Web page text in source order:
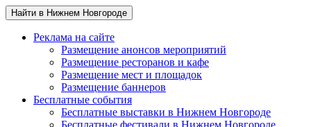
Найти в Нижнем Новгороде
Реклама на сайте
Размещение анонсов мероприятий
Размещение ресторанов и кафе
Размещение мест и площадок
Размещение баннеров
Бесплатные события
Бесплатные выставки в Нижнем Новгороде
Бесплатные фестивали в Нижнем Новгороде